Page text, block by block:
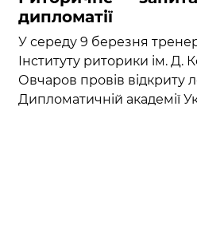
дипломатії
У середу 9 березня
Інституту риторики ім. Д.
Овчаров провів відкриту
Дипломатичній академії